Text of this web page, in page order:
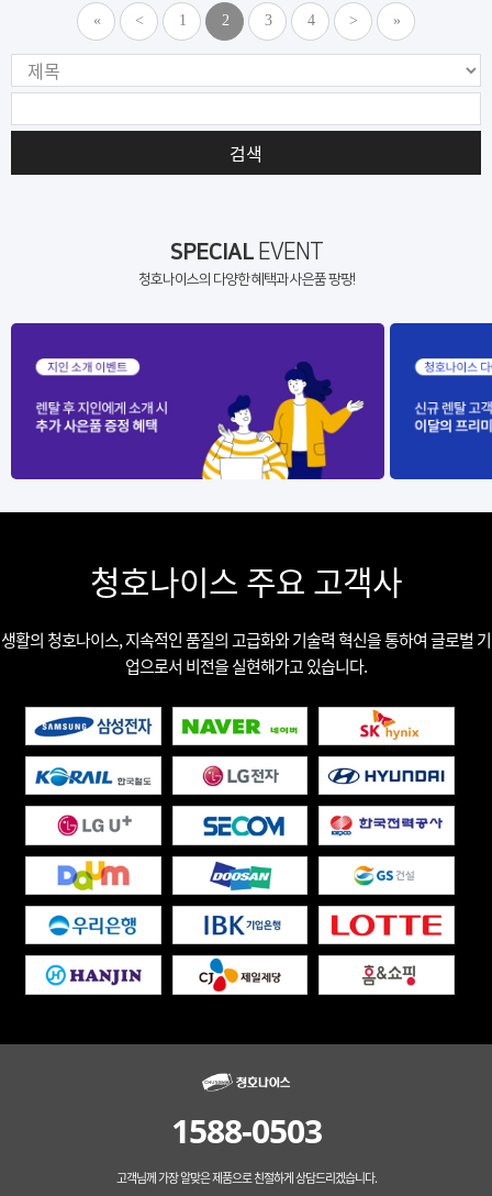
« < 1 2 3 4 > »
검색
SPECIALEVENT
청호나이스의 다양한 혜택과 사은품 팡팡!
청호나이스 주요 고객사
생활의 청호나이스, 지속적인 품질의 고급화와 기술력 혁신을 통하여 글로벌 기
업으로서 비전을 실현해가고 있습니다.
1588-0503
고객님께 가장 알맞은 제품으로 친절하게 상담드리겠습니다.